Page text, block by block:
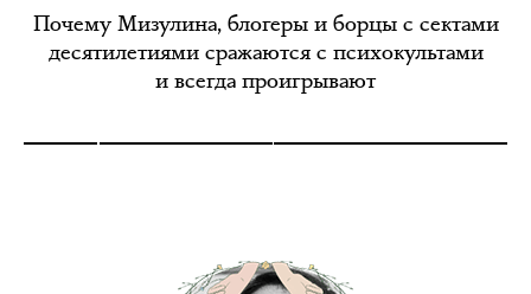
Почему Мизулина, блогеры и борцы с сектами
десятилетиями сражаются с психокультами
и всегда проигрывают